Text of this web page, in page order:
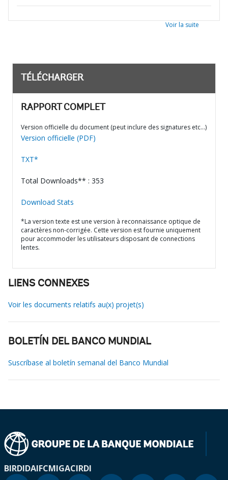
Voir la suite
TÉLÉCHARGER
RAPPORT COMPLET
Version officielle du document (peut inclure des signatures etc…)
Version officielle (PDF)
TXT*
Total Downloads** : 353
Download Stats
*La version texte est une version à reconnaissance optique de
caractères non-corrigée. Cette version est fournie uniquement
pour accommoder les utilisateurs disposant de connections
lentes.
LIENS CONNEXES
Voir les documents relatifs au(x) projet(s)
BOLETÍN DEL BANCO MUNDIAL
Suscríbase al boletín semanal del Banco Mundial
BIRDIDAIFCMIGACIRDI